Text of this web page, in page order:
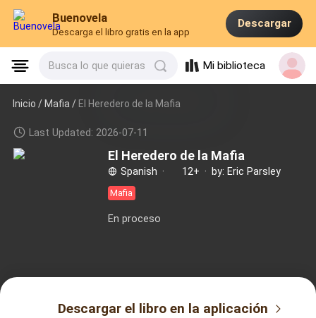
Buenovela
Descarga el libro gratis en la app
Descargar
Busca lo que quieras Mi biblioteca
Inicio /Mafia / El Heredero de la Mafia
Last Updated: 2026-07-11
El Heredero de la Mafia
Spanish · 12+ · by: Eric Parsley
Mafia
En proceso
Descargar el libro en la aplicación